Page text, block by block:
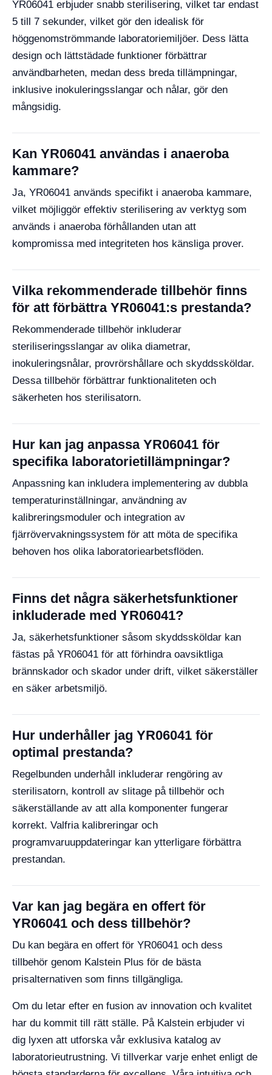
YR06041 erbjuder snabb sterilisering, vilket tar endast
5 till 7 sekunder, vilket gör den idealisk för
höggenomströmmande laboratoriemiljöer. Dess lätta
design och lättstädade funktioner förbättrar
användbarheten, medan dess breda tillämpningar,
inklusive inokuleringsslangar och nålar, gör den
mångsidig.
Kan YR06041 användas i anaeroba
kammare?
Ja, YR06041 används specifikt i anaeroba kammare,
vilket möjliggör effektiv sterilisering av verktyg som
används i anaeroba förhållanden utan att
kompromissa med integriteten hos känsliga prover.
Vilka rekommenderade tillbehör finns
för att förbättra YR06041:s prestanda?
Rekommenderade tillbehör inkluderar
steriliseringsslangar av olika diametrar,
inokuleringsnålar, provrörshållare och skyddssköldar.
Dessa tillbehör förbättrar funktionaliteten och
säkerheten hos sterilisatorn.
Hur kan jag anpassa YR06041 för
specifika laboratorietillämpningar?
Anpassning kan inkludera implementering av dubbla
temperaturinställningar, användning av
kalibreringsmoduler och integration av
fjärrövervakningssystem för att möta de specifika
behoven hos olika laboratoriearbetsflöden.
Finns det några säkerhetsfunktioner
inkluderade med YR06041?
Ja, säkerhetsfunktioner såsom skyddssköldar kan
fästas på YR06041 för att förhindra oavsiktliga
brännskador och skador under drift, vilket säkerställer
en säker arbetsmiljö.
Hur underhåller jag YR06041 för
optimal prestanda?
Regelbunden underhåll inkluderar rengöring av
sterilisatorn, kontroll av slitage på tillbehör och
säkerställande av att alla komponenter fungerar
korrekt. Valfria kalibreringar och
programvaruuppdateringar kan ytterligare förbättra
prestandan.
Var kan jag begära en offert för
YR06041 och dess tillbehör?
Du kan begära en offert för YR06041 och dess
tillbehör genom Kalstein Plus för de bästa
prisalternativen som finns tillgängliga.
Om du letar efter en fusion av innovation och kvalitet
har du kommit till rätt ställe. På Kalstein erbjuder vi
dig lyxen att utforska vår exklusiva katalog av
laboratorieutrustning. Vi tillverkar varje enhet enligt de